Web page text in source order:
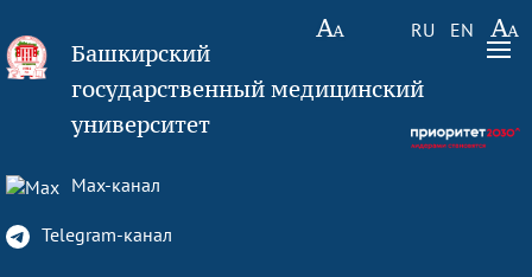
RU EN
Башкирский
государственный медицинский
университет
Max-канал
Telegram-канал